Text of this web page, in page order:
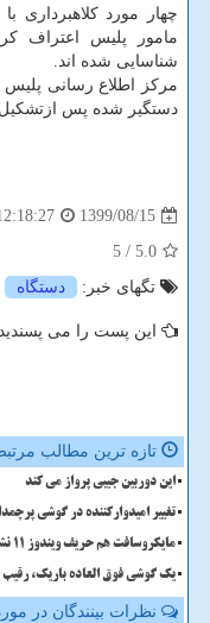
چهار مورد کلاهبرداری
مامور پلیس اعتراف
شناسایی شده اند.
مرکز اطلاع رسانی پلیس
دستگیر شده پس ازتشکیل
1399/08/15
5.0
/ 5
تگهای خبر:
دستگاه
این پست را می
تازه ترین مطالب
این دوربین جیبی پرواز می کند
تغییر امیدوارکننده در گوشی
مایکروسافت هم حریف ویندوز 11 نشد
یک گوشی فوق العاده باریک،
نظرات بینندگان در